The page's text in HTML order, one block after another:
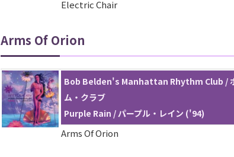
Electric Chair
Arms Of Orion
Bob Belden's Manhattan Rhythm Club /
ム・クラブ
Purple Rain / パープル・レイン ('94)
Arms Of Orion